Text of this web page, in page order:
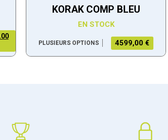
KORAK COMP BLEU
EN STOCK
PLUSIEURS OPTIONS 4599,00 €